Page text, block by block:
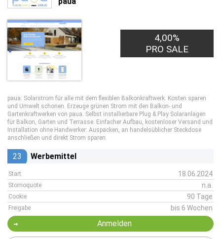
4,00%
PRO SALE
paua: Solarstrom für alle mit dem flexiblen Balkonkraftwerk. Kosten sparen
und Umwelt schonen. Erzeuge grünen Strom mit den Balkon- und
Gartenkraftwerken von paua. Selbst installierbare Plug & Play Solaranlagen
für Balkon, Garten und Terrasse. Einfacher Aufbau, kostenloser Versand und
Installation ohne Handwerker: Auspacken, an handelsüblicher Steckdose
anschließen und direkt Strom sparen.
23 Werbemittel
Start 18.06.2024
Stornoquote n.a.
Cookie 90 Tage
Freigabe bis 6 Wochen
Anmelden